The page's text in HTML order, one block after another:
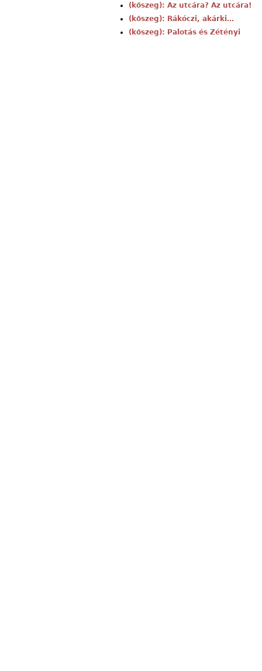
(kőszeg): Az utcára? Az utcára!
(kőszeg): Rákóczi, akárki…
(kőszeg): Palotás és Zétényi